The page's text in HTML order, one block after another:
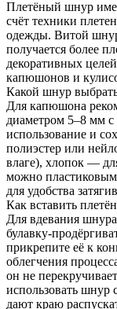
Плетёный шнур
счёт техники
одежды. Витой шнур
получается более
декоративных
капюшонов и
Какой шнур
Для капюшона
диаметром 5–8 мм
использование и
полиэстер или
влаге), хлопок —
можно
для удобства
Как вставить
Для вдевания
булавку-
прикрепите её к
облегчения
он не
использовать шнур
дают краю